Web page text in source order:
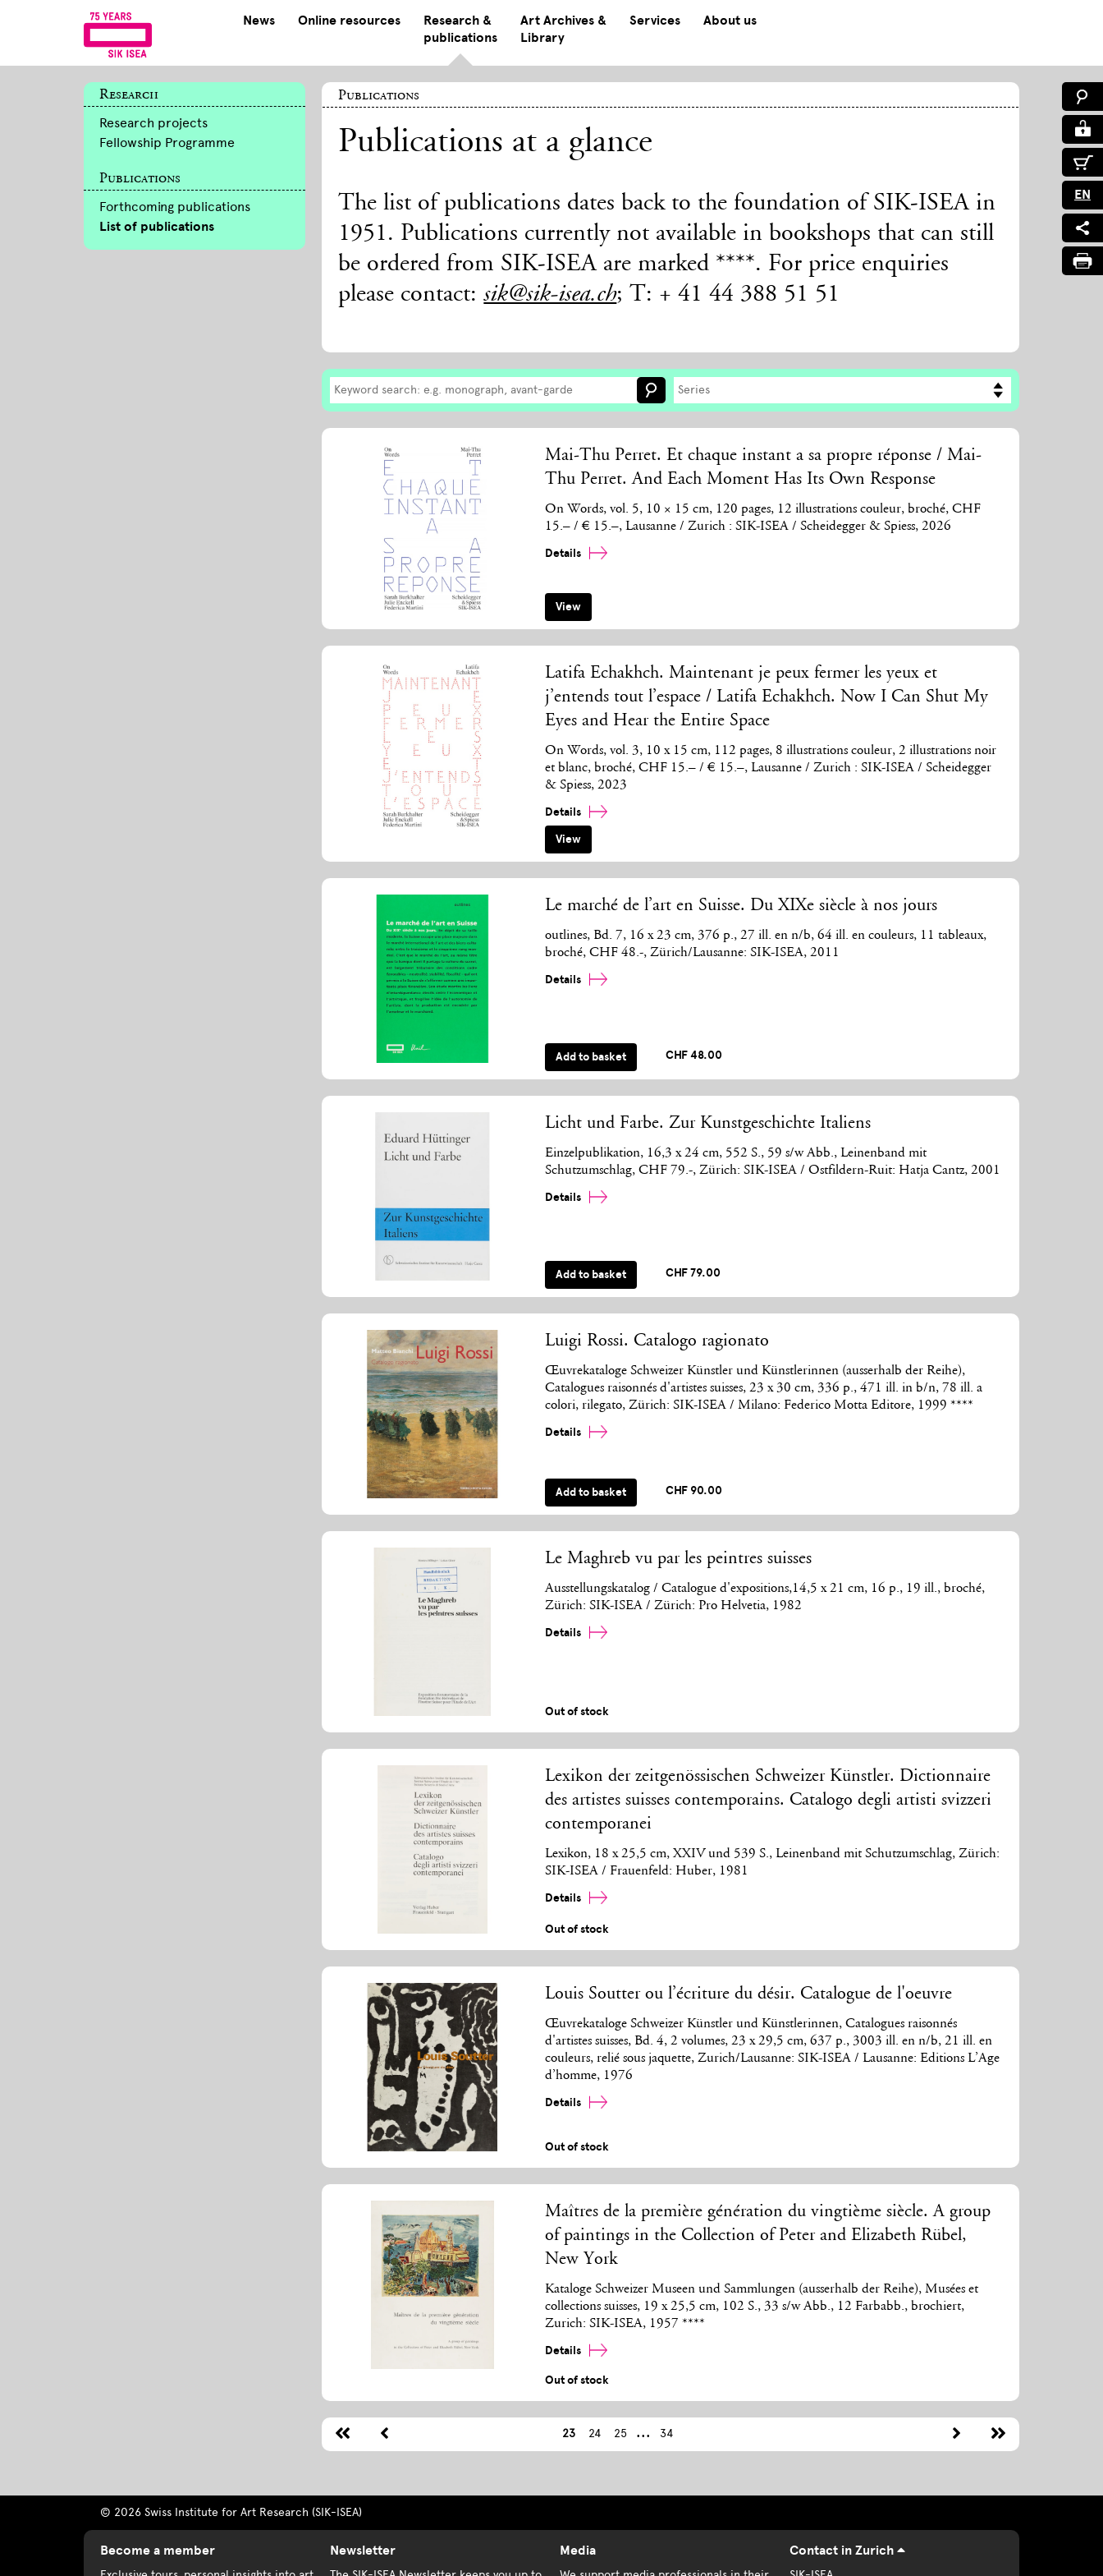
News Online resources
Research &
publications
Art Archives &
Library
Services About us
EN
Research
Research projects
Fellowship Programme
Publications
Forthcoming publications
List of publications
Publications
Publications at a glance
The list of publications dates back to the foundation of SIK-ISEA in
1951. Publications currently not available in bookshops that can still
be ordered from SIK-ISEA are marked ****. For price enquiries
please contact:sik@sik-isea.ch; T: + 41 44 388 51 51
Series
Mai-Thu Perret. Et chaque instant a sa propre réponse / Mai-
Thu Perret. And Each Moment Has Its Own Response
On Words, vol. 5, 10 × 15 cm, 120 pages, 12 illustrations couleur, broché, CHF
15.– / € 15.–, Lausanne / Zurich : SIK-ISEA / Scheidegger & Spiess, 2026
Details
View
Latifa Echakhch. Maintenant je peux fermer les yeux et
j’entends tout l’espace / Latifa Echakhch. Now I Can Shut My
Eyes and Hear the Entire Space
On Words, vol. 3, 10 x 15 cm, 112 pages, 8 illustrations couleur, 2 illustrations noir
et blanc, broché, CHF 15.– / € 15.–, Lausanne / Zurich : SIK-ISEA / Scheidegger
& Spiess, 2023
Details
View
Le marché de l’art en Suisse. Du XIXe siècle à nos jours
outlines, Bd. 7, 16 x 23 cm, 376 p., 27 ill. en n/b, 64 ill. en couleurs, 11 tableaux,
broché, CHF 48.-, Zürich/Lausanne: SIK-ISEA, 2011
Details
Add to basket CHF 48.00
Licht und Farbe. Zur Kunstgeschichte Italiens
Einzelpublikation, 16,3 x 24 cm, 552 S., 59 s/w Abb., Leinenband mit
Schutzumschlag, CHF 79.-, Zürich: SIK-ISEA / Ostfildern-Ruit: Hatja Cantz, 2001
Details
Add to basket CHF 79.00
Luigi Rossi. Catalogo ragionato
Œuvrekataloge Schweizer Künstler und Künstlerinnen (ausserhalb der Reihe),
Catalogues raisonnés d'artistes suisses, 23 x 30 cm, 336 p., 471 ill. in b/n, 78 ill. a
colori, rilegato, Zürich: SIK-ISEA / Milano: Federico Motta Editore, 1999 ****
Details
Add to basket CHF 90.00
Le Maghreb vu par les peintres suisses
Ausstellungskatalog / Catalogue d'expositions,14,5 x 21 cm, 16 p., 19 ill., broché,
Zürich: SIK-ISEA / Zürich: Pro Helvetia, 1982
Details
Out of stock
Lexikon der zeitgenössischen Schweizer Künstler. Dictionnaire
des artistes suisses contemporains. Catalogo degli artisti svizzeri
contemporanei
Lexikon, 18 x 25,5 cm, XXIV und 539 S., Leinenband mit Schutzumschlag, Zürich:
SIK-ISEA / Frauenfeld: Huber, 1981
Details
Out of stock
Louis Soutter ou l’écriture du désir. Catalogue de l'oeuvre
Œuvrekataloge Schweizer Künstler und Künstlerinnen, Catalogues raisonnés
d'artistes suisses, Bd. 4, 2 volumes, 23 x 29,5 cm, 637 p., 3003 ill. en n/b, 21 ill. en
couleurs, relié sous jaquette, Zurich/Lausanne: SIK-ISEA / Lausanne: Editions L’Age
d’homme, 1976
Details
Out of stock
Maîtres de la première génération du vingtième siècle. A group
of paintings in the Collection of Peter and Elizabeth Rübel,
New York
Kataloge Schweizer Museen und Sammlungen (ausserhalb der Reihe), Musées et
collections suisses, 19 x 25,5 cm, 102 S., 33 s/w Abb., 12 Farbabb., brochiert,
Zurich: SIK-ISEA, 1957 ****
Details
Out of stock
23 24 25 ... 34
© 2026 Swiss Institute for Art Research (SIK-ISEA)
Become a member Newsletter Media Contact in Zurich